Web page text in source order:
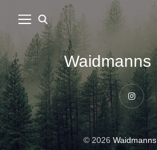
Waidmanns
© 2026